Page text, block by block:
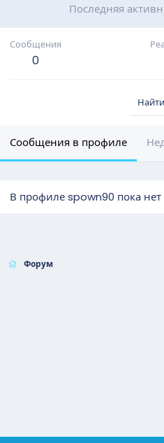
Последняя
Сообщения
0
Найти
Сообщения в профиле
В профиле spown90 пока
Форум